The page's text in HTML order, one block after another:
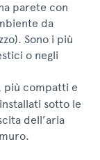
parete con
da
Sono i più
o negli
, più compatti e
sotto le
dell’aria